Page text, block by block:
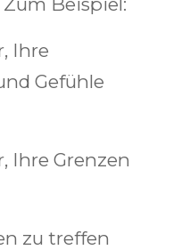
Ihre
Gefühle
Ihre Grenzen
zu treffen